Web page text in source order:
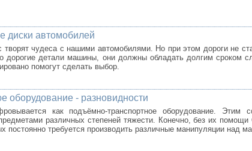
диски автомобилей
чудеса с нашими автомобилями. Но при этом дороги не
дорогие детали машины, они должны обладать долгим сроком
помогут сделать выбор.
оборудование - разновидности
как подъёмно-транспортное оборудование. Этим
различных степеней тяжести. Конечно, без их
постоянно требуется производить различные манипуляции над